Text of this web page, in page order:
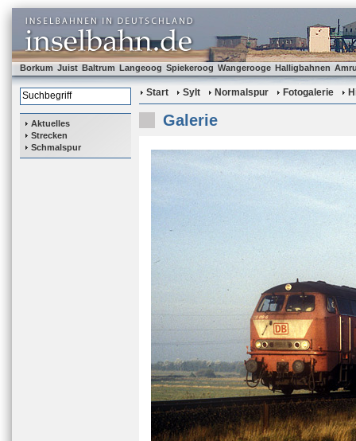
Borkum Juist Baltrum Langeoog Spiekeroog Wangerooge Halligbahnen
Aktuelles
Strecken
Schmalspur
Start Sylt Normalspur Fotogalerie
Galerie